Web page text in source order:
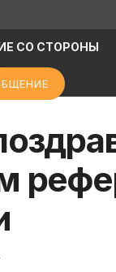
СО СТОРОНЫ